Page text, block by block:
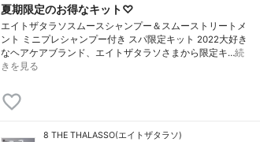
夏期限定のお得なキット♡
エイトザタラソスムースシャンプー＆スムーストリートメ
ント ミニプレシャンプー付き スパ限定キット 2022大好き
なヘアケアブランド、エイトザタラソさまから限定キ…続
きを見る
8 THE THALASSO(エイトザタラソ)